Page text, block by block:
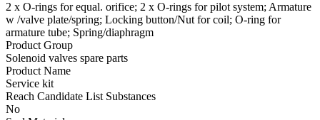
2 x O-rings for equal. orifice; 2 x O-rings for pilot system; Armature
w /valve plate/spring; Locking button/Nut for coil; O-ring for
armature tube; Spring/diaphragm
Product Group
Solenoid valves spare parts
Product Name
Service kit
Reach Candidate List Substances
No